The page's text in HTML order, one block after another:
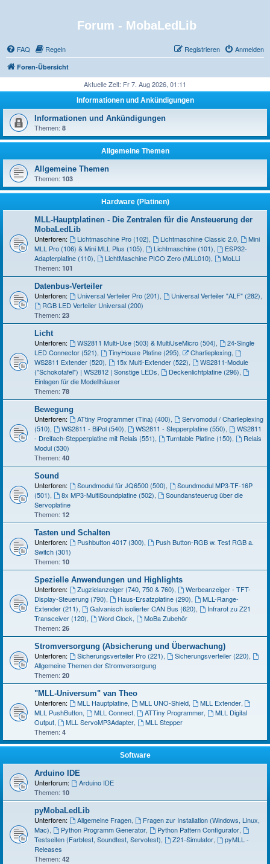
Forum - MobaLedLib
FAQ Regeln Anmelden
Registrieren
Foren-Übersicht
Aktuelle Zeit: Fr 7. Aug 2026, 01:11
Informationen und Ankündigungen
Informationen und Ankündigungen
Themen: 8
Allgemeine Themen
Allgemeine Themen
Themen: 103
Hardware (Platinen)
MLL-Hauptplatinen - Die Zentralen für die Ansteuerung der
MobaLedLib
Unterforen: Lichtmaschine Pro (102) Lichtmaschine Classic 2.0,
Mini
MLL Pro (106) & Mini MLL Plus (105)
Lichtmaschine (101)
ESP32-
Adapterplatine (110)
LichtMaschine PICO Zero (MLL010)
MoLLi
Themen: 101
Datenbus-Verteiler
Unterforen: Universal Verteiler Pro (201) Universal Verteiler "ALF" (282)
RGB LED Verteiler Universal (200)
Themen: 23
Licht
Unterforen: WS2811 Multi-Use (503) & MultiUseMicro (504)
24-Single
LED Connector (521)
TinyHouse Platine (295) Charlieplexing,
WS2811 Extender (520)
15x Multi-Extender (522)
WS2811-Module
("Schokotafel") | WS2812 | Sonstige LEDs
Deckenlichtplatine (296)
Einlagen für die Modellhäuser
Themen: 78
Bewegung
Unterforen: ATtiny Programmer (Tina) (400)
Servomodul / Charlieplexing
(510)
WS2811 - BiPol (540) WS2811 - Stepperplatine (550)
WS2811
- Dreifach-Stepperplatine mit Relais (551)
Turntable Platine (150)
Relais
Modul (530)
Themen: 40
Sound
Unterforen: Soundmodul für JQ6500 (500)
Soundmodul MP3-TF-16P
(501)
8x MP3-MultiSoundplatine (502)
Soundansteuerug über die
Servoplatine
Themen: 12
Tasten und Schalten
Unterforen: Pushbutton 4017 (300)
Push Button-RGB w. Test RGB a.
Switch (301)
Themen: 10
Spezielle Anwendungen und Highlights
Unterforen: Zugzielanzeiger (740, 750 & 760)
Werbeanzeiger - TFT-
Display-Steuerung (790)
Haus-Ersatzplatine (290)
MLL-Range-
Extender (211)
Galvanisch isolierter CAN Bus (620)
Infrarot zu Z21
Transceiver (120)
Word Clock
MoBa Zubehör
Themen: 26
Stromversorgung (Absicherung und Überwachung)
Unterforen: Sicherungsverteiler Pro (221) Sicherungsverteiler (220)
Allgemeine Themen der Stromversorgung
Themen: 20
"MLL-Universum" van Theo
Unterforen: MLL Hauptplatine, MLL UNO-Shield, MLL Extender,
MLL PushButton
MLL Connect, ATTiny Programmer,
MLL Digital
Output
MLL ServoMP3Adapter,
MLL Stepper
Themen: 4
Software
Arduino IDE
Unterforum:
Arduino IDE
Themen: 10
pyMobaLedLib
Unterforen: Allgemeine Fragen,
Fragen zur Installation (Windows, Linux,
Mac)
Python Programm Generator, Python Pattern Configurator,
Testseiten (Farbtest, Soundtest, Servotest)
Z21-Simulator,
pyMLL -
Releases
Themen: 42